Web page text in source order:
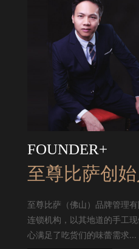
FOUNDER+
至尊比萨创始
至尊比萨（佛山）品牌管理
连锁机构，以其地道的手工
心满足了吃货们的味蕾需求...